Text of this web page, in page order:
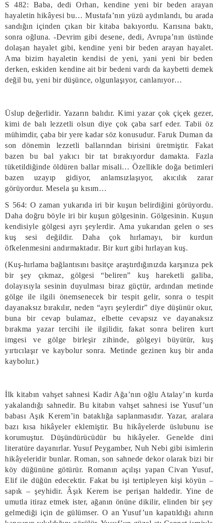
S 482: Baba, dedi Orhan, kendine yeni bir beden arayan
hayaletin hikâyesi bu… Mustafa’nın yüzü aydınlandı, bu arada
sandığın içinden çıkan bir kitaba bakıyordu. Karısına baktı,
sonra oğluna. -Devrim gibi desene, dedi, Avrupa’nın üstünde
dolaşan hayalet gibi, kendine yeni bir beden arayan hayalet.
Ama bizim hayaletin kendisi de yeni, yani yeni bir beden
derken, eskiden kendine ait bir bedeni vardı da kaybetti demek
değil bu, yeni bir düşünce, olgunlaşıyor, canlanıyor…
Üslup değerlidir. Yazarın balıdır. Kimi yazar çok çiçek gezer,
kimi de balı lezzetli olsun diye çok çaba sarf eder. Tabii öz
mühimdir, çaba bir yere kadar söz konusudur. Faruk Duman da
son dönemin lezzetli ballarından birisini üretmiştir. Fakat
bazen bu bal yakıcı bir tat bırakıyordur damakta. Fazla
tüketildiğinde öldüren ballar misali… Özellikle doğa betimleri
bazen uzayıp gidiyor, anlamsızlaşıyor, akıcılık zarar
görüyordur. Mesela şu kısım…
S 564: O zaman yukarıda iri bir kuşun belirdiğini görüyordu.
Daha doğru böyle iri bir kuşun gölgesinin. Gölgesinin. Kuşun
kendisiyle gölgesi ayrı şeylerdir. Ama yukarıdan gelen o ses
kuş sesi değildir. Daha çok hırlamayı, bir kurdun
öfkelenmesini andırmaktadır. Bir kurt gibi hırlayan kuş.
(Kuş-hırlama bağlantısını basitçe araştırdığınızda karşınıza pek
bir şey çıkmaz, gölgesi “beliren” kuş hareketli galiba,
dolayısıyla sesinin duyulması biraz güçtür, ardından metinde
gölge ile ilgili önemsenecek bir tespit gelir, sonra o tespit
dayanaksız bırakılır, neden “ayrı şeylerdir” diye düşünür okur,
buna bir cevap bulamaz, elbette cevapsız ve dayanaksız
bırakma yazar tercihi ile ilgilidir, fakat sonra beliren kurt
imgesi ve gölge birleşir zihinde, gölgeyi büyütür, kuş
yırtıcılaşır ve kaybolur sonra. Metinde gezinen kuş bir anda
kaybolur.)
İlk kitabın vahşet sahnesi Kadir Ağa’nın oğlu Atalay’ın kurda
yakalandığı sahnedir. Bu kitabın vahşet sahnesi ise Yusuf’un
babası Aşık Kerem’in bataklığa saplanmasıdır. Yazar, aralara
bazı kısa hikâyeler eklemiştir. Bu hikâyelerde üslubunu ise
korumuştur. Düşündürücüdür bu hikâyeler. Genelde dini
literatüre dayanırlar. Yusuf Peygamber, Nuh Nebi gibi isimlerin
hikâyeleridir bunlar. Roman, son sahnede dekor olarak bizi bir
köy düğününe götürür. Romanın açılışı yapan Civan Yusuf,
Elif ile düğün edecektir. Fakat bu işi tertipleyen kişi köyün –
sapık – şeyhidir. Âşık Kerem ise perişan haldedir. Yine de
umutla itiraz etmek ister, ağanın önüne dikilir, elinden bir şey
gelmediği için de gülümser. O an Yusuf’un kapatıldığı ahırın